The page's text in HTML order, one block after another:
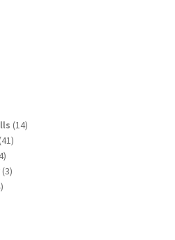
1414
4141
14
producten
33
4